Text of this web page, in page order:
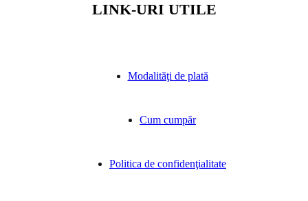
LINK-URI UTILE
Modalităţi de plată
Cum cumpăr
Politica de confidenţialitate